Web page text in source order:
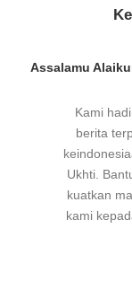
Assalamu
Kami
berita
Ukhti.
kuatkan
kami